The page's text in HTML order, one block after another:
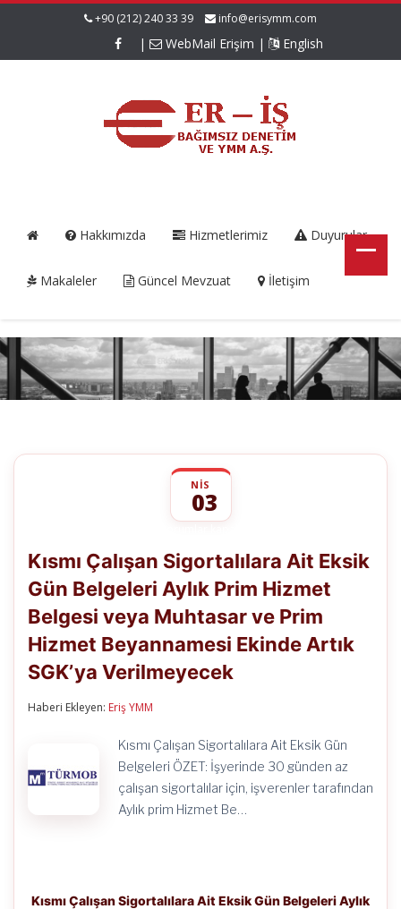
+90 (212) 240 33 39 info@erisymm.com
| WebMail Erişim | English
Hakkımızda Hizmetlerimiz Duyurular
Makaleler Güncel Mevzuat İletişim
NIS
03
Sigortalılara
Ait
Eksik
Gün
Belgeleri
Prim
Hizmet
Belgesi
Prim
Hizmet
Beyannamesi
Ekinde
Artık
SGK’ya
Kısmı Çalışan Sigortalılara Ait Eksik
Gün Belgeleri Aylık Prim Hizmet
Belgesi veya Muhtasar ve Prim
Hizmet Beyannamesi Ekinde Artık
SGK’ya Verilmeyecek
Haberi Ekleyen: Eriş YMM
Kısmı Çalışan Sigortalılara Ait Eksik Gün
Belgeleri ÖZET: İşyerinde 30 günden az
çalışan sigortalılar için, işverenler tarafından
Aylık prim Hizmet Be…
Kısmı Çalışan Sigortalılara Ait Eksik Gün Belgeleri Aylık